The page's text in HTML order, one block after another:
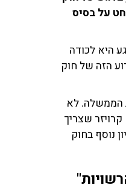
על בסיס
היא לכודה
הזה של חוק
הממשלה. לא
שצריך
נוסף בחוק